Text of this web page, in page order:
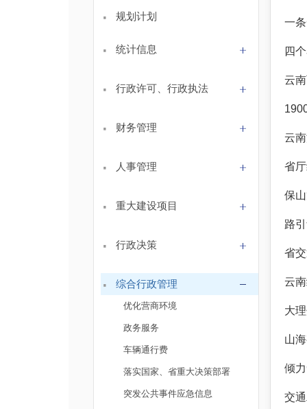
· 规划计划
· 统计信息
· 行政许可、行政执法
· 财务管理
· 人事管理
· 重大建设项目
· 行政决策
· 综合行政管理
优化营商环境
政务服务
车辆通行费
落实国家、省重大决策部署
突发公共事件应急信息
一
四
云
云
省
保
路
省
云
大
山
交